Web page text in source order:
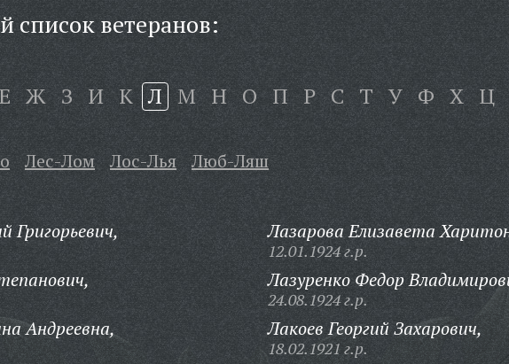
ветеранов:
Ж З И К Л М Н О П Р С Т У Ф Х Ц
Лес-Лом Лос-Лья Люб-Ляш
Григорьевич,
Андреевна,
Лазарова Елизавета
12.01.1924 г.р.
Лазуренко Федор
24.08.1924 г.р.
Лакоев Георгий Захарович,
18.02.1921 г.р.